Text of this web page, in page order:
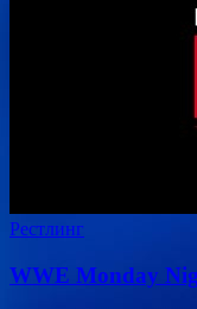
Рестлинг
WWE Monday